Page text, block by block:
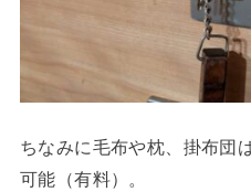
ちなみに毛布や枕、掛布団
可能（有料）。